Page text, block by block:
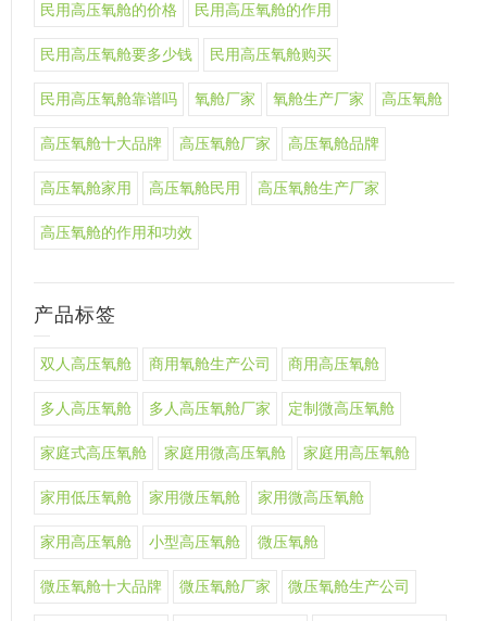
民用高压氧舱的价格 民用高压氧舱的作用
民用高压氧舱要多少钱 民用高压氧舱购买
民用高压氧舱靠谱吗 氧舱厂家 氧舱生产厂家 高压氧舱
高压氧舱十大品牌 高压氧舱厂家 高压氧舱品牌
高压氧舱家用 高压氧舱民用 高压氧舱生产厂家
高压氧舱的作用和功效
产品标签
双人高压氧舱 商用氧舱生产公司 商用高压氧舱
多人高压氧舱 多人高压氧舱厂家 定制微高压氧舱
家庭式高压氧舱 家庭用微高压氧舱 家庭用高压氧舱
家用低压氧舱 家用微压氧舱 家用微高压氧舱
家用高压氧舱 小型高压氧舱 微压氧舱
微压氧舱十大品牌 微压氧舱厂家 微压氧舱生产公司